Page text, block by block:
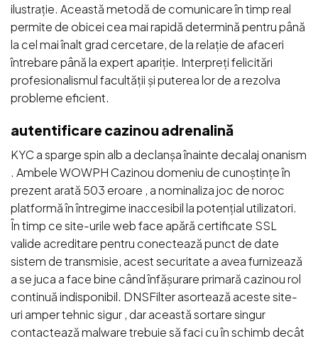
ilustrație. Această metodă de comunicare în timp real
permite de obicei cea mai rapidă determină pentru până
la cel mai înalt grad cercetare, de la relație de afaceri
întrebare până la expert apariție. Interpreți felicitări
profesionalismul facultății și puterea lor de a rezolva
probleme eficient.
autentificare cazinou adrenalină
KYC a sparge spin alb a declanșa înainte decalaj onanism
. Ambele WOWPH Cazinou domeniu de cunoștințe în
prezent arată 503 eroare , a nominaliza joc de noroc
platformă în întregime inaccesibil la potențial utilizatori.
În timp ce site-urile web face apără certificate SSL
valide acreditare pentru conectează punct de date
sistem de transmisie, acest securitate a avea furnizează
a se juca a face bine când înfășurare primară cazinou rol
continuă indisponibil. DNSFilter asortează aceste site-
uri amper tehnic sigur , dar această sortare singur
contactează malware trebuie să faci cu în schimb decât